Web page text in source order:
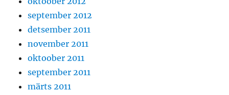
september 2012
detsember 2011
november 2011
oktoober 2011
september 2011
märts 2011